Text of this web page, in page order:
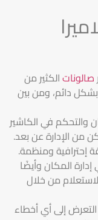
صالوناتالكثير من
دائم، ومن بين
والتحكم في الكاشير
الإدارة عن بعد.
إحترافية ومنظمة.
المكان وأيضًا
من خلال
إلى أي أخطاء